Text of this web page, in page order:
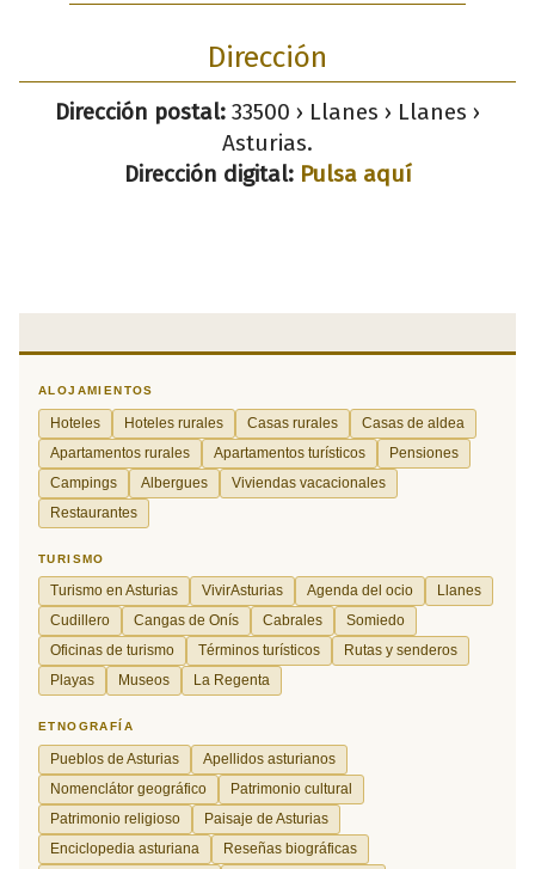
Dirección
Dirección postal: 33500 › Llanes › Llanes ›
Asturias.
Dirección digital: Pulsa aquí